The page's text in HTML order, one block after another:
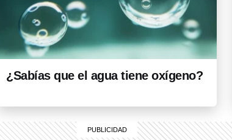
¿Sabías que el agua tiene oxígeno?